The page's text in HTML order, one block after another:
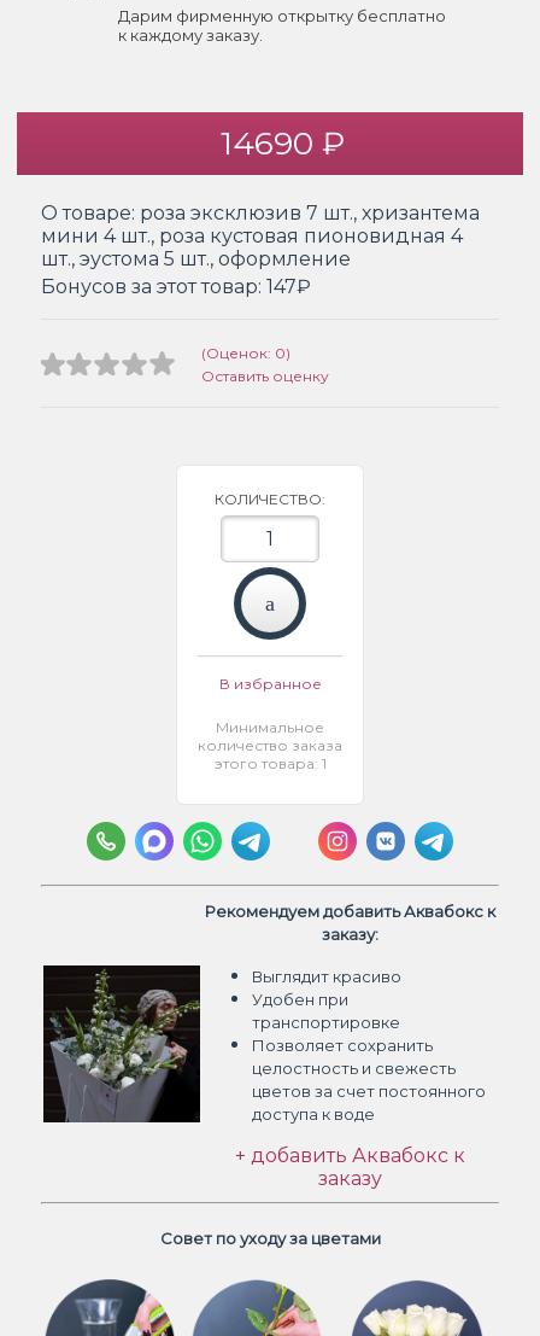
Дарим фирменную открытку бесплатно
к каждому заказу.
14690 ₽
О товаре: роза эксклюзив 7 шт., хризантема
мини 4 шт., роза кустовая пионовидная 4
шт., эустома 5 шт., оформление
Бонусов за этот товар: 147₽
(Оценок: 0)
Оставить оценку
КОЛИЧЕСТВО:
В избранное
Минимальное
количество заказа
этого товара: 1
Рекомендуем добавить Аквабокс к
заказу:
Выглядит красиво
Удобен при
транспортировке
Позволяет сохранить
целостность и свежесть
цветов за счет постоянного
доступа к воде
+ добавить Аквабокс к
заказу
Совет по уходу за цветами